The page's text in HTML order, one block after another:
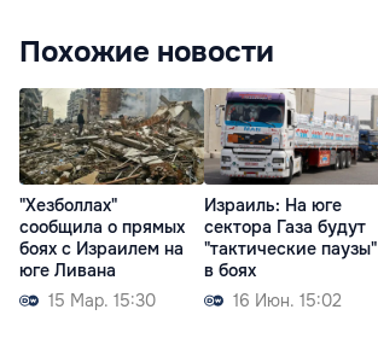
Похожие новости
"Хезболлах"
сообщила о прямых
боях с Израилем на
юге Ливана
15 Мар. 15:30
Израиль: На юге
сектора Газа будут
"тактические паузы"
в боях
16 Июн. 15:02